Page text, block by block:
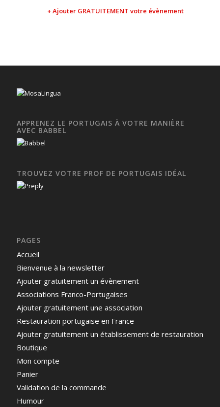
+ Ajouter GRATUITEMENT votre évènement
APPRENEZ LE PORTUGAIS À VOTRE MANIÈRE
AVEC BABBEL
TROUVEZ VOTRE PROF DE PORTUGAIS IDÉAL
PAGES
Accueil
Bienvenue à la newsletter
Ajouter gratuitement un évènement
Associations Franco-Portugaises
Ajouter gratuitement une association
Restauration portugaise en France
Ajouter gratuitement un établissement de restauration
Boutique
Mon compte
Panier
Validation de la commande
Humour